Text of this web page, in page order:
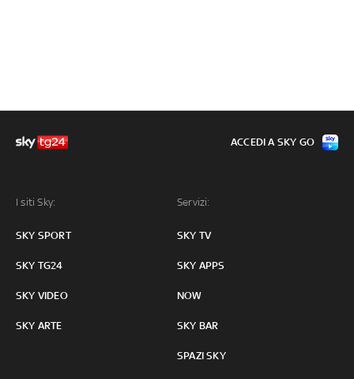
I siti Sky:
SKY SPORT
SKY TG24
SKY VIDEO
SKY ARTE
Servizi:
SKY TV
SKY APPS
NOW
SKY BAR
SPAZI SKY
ACCEDI A SKY GO